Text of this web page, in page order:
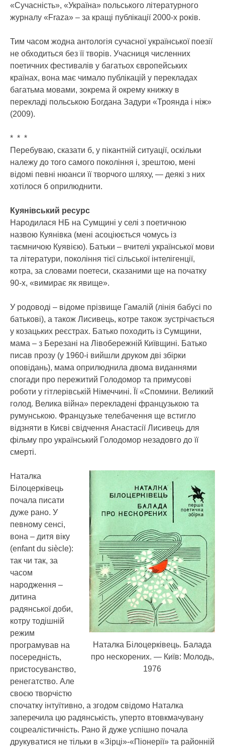
«Сучасність», «Україна» польського літературного
журналу «Fraza» – за кращі публікації 2000-х років.
Тим часом жодна антологія сучасної української поезії
не обходиться без її творів. Учасниця численних
поетичних фестивалів у багатьох європейських
країнах, вона має чимало публікацій у перекладах
багатьма мовами, зокрема й окрему книжку в
перекладі польською Богдана Задури «Троянда і ніж»
(2009).
* * *
Перебуваю, сказати б, у пікантній ситуації, оскільки
належу до того самого покоління і, зрештою, мені
відомі певні нюанси її творчого шляху, — деякі з них
хотілося б оприлюднити.
Куянівський ресурс
Народилася НБ на Сумщині у селі з поетичною
назвою Куянівка (мені асоціюється чомусь із
таємничою Куявією). Батьки – вчителі української мови
та літератури, покоління тієї сільської інтелігенції,
котра, за словами поетеси, сказаними ще на початку
90-х, «вимирає як явище».
У родоводі – відоме прізвище Гамалій (лінія бабусі по
батькові), а також Лисивець, котре також зустрічається
у козацьких реєстрах. Батько походить із Сумщини,
мама – з Березані на Лівобережній Київщині. Батько
писав прозу (у 1960-і вийшли друком дві збірки
оповідань), мама оприлюднила двома виданнями
спогади про пережитий Голодомор та примусові
роботи у гітлерівській Німеччині. Її «Спомини. Великий
голод. Велика війна» перекладені французькою та
румунською. Французьке телебачення ще встигло
відзняти в Києві свідчення Анастасії Лисивець для
фільму про український Голодомор незадовго до її
смерті.
Наталка Білоцерківець. Балада
про нескорених. — Київ: Молодь,
1976
Наталка
Білоцерківець
почала писати
дуже рано. У
певному сенсі,
вона – дитя віку
(enfant du siècle):
так чи так, за
часом
народження –
дитина
радянської доби,
котру тодішній
режим
програмував на
посередність,
пристосуванство,
ренегатство. Але
своєю творчістю
спочатку інтуїтивно, а згодом свідомо Наталка
заперечила цю радянськість, уперто втовкмачувану
соцреалістичність. Рано й дуже успішно почала
друкуватися не тільки в «Зірці»-«Піонерії» та районній